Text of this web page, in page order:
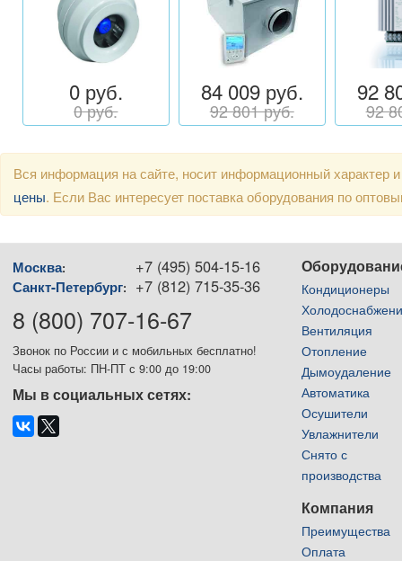
0 руб.
0 руб.
84 009 руб.
92 801 руб.
92
92
Вся информация на сайте, носит информационный
цены. Если Вас интересует поставка оборудования по
Москва: +7 (495) 504-15-16
Санкт-Петербург: +7 (812) 715-35-36
8 (800) 707-16-67
Звонок по России и с мобильных бесплатно!
Часы работы: ПН-ПТ с 9:00 до 19:00
Мы в социальных сетях:
Кондиционеры
Вентиляция
Отопление
Дымоудаление
Автоматика
Осушители
Увлажнители
Снято с
производства
Компания
Преимущества
Оплата